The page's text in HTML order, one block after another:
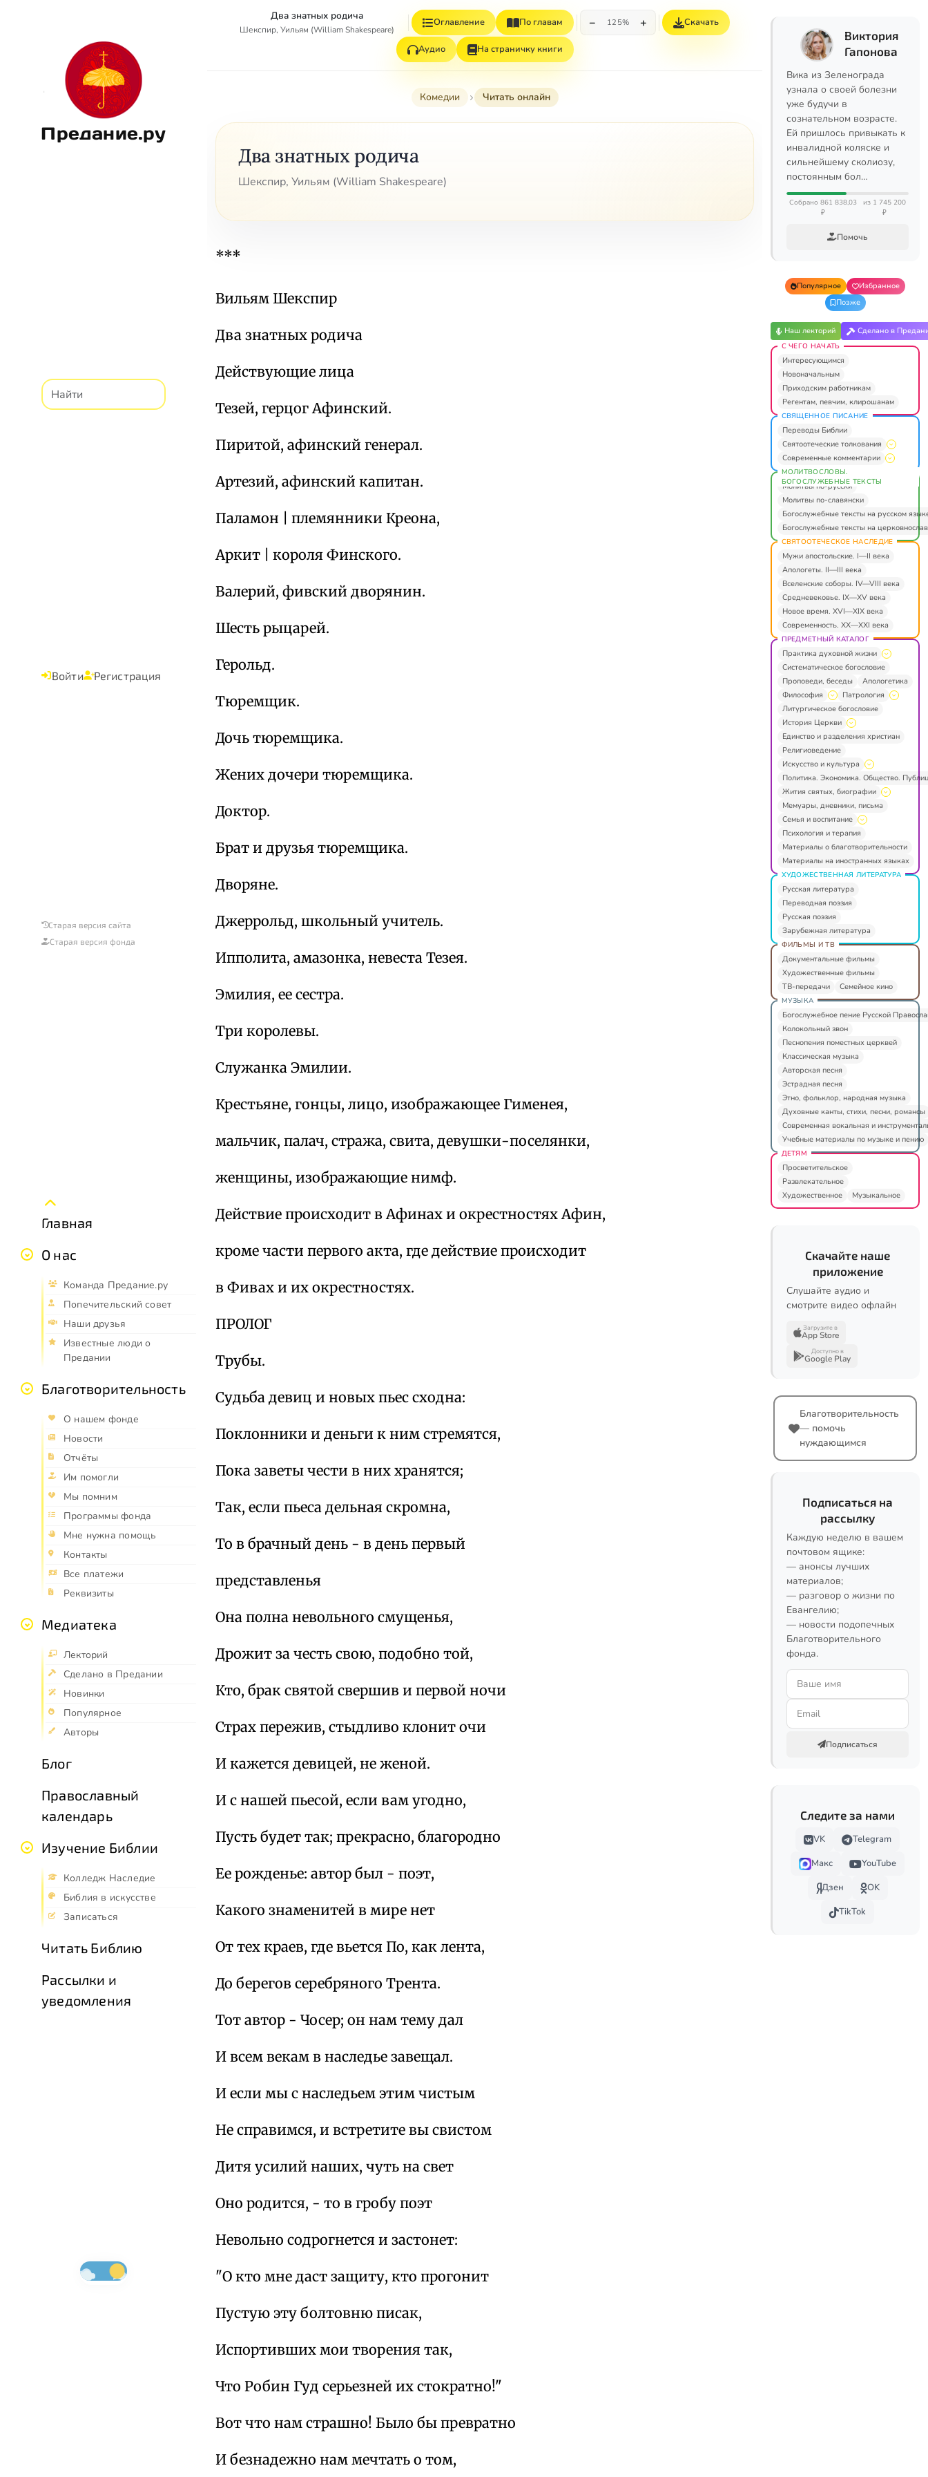
Предание.ру
Войти Регистрация
Старая версия сайта
Старая версия фонда
Главная
О нас
Команда Предание.ру
Попечительский совет
Наши друзья
Известные люди о
Предании
Благотворительность
О нашем фонде
Новости
Отчёты
Им помогли
Мы помним
Программы фонда
Мне нужна помощь
Контакты
Все платежи
Реквизиты
Медиатека
Лекторий
Сделано в Предании
Новинки
Популярное
Авторы
Блог
Православный
календарь
Изучение Библии
Колледж Наследие
Библия в искусстве
Записаться
Читать Библию
Рассылки и
уведомления
Два знатных родича
Шекспир, Уильям (William Shakespeare)
Оглавление По главам − 125% + Скачать
Аудио На страничку книги
Комедии Читать онлайн
Два знатных родича
Шекспир, Уильям (William Shakespeare)
***
Вильям Шекспир
Два знатных родича
Действующие лица
Тезей, герцог Афинский.
Пиритой, афинский генерал.
Артезий, афинский капитан.
Паламон | племянники Креона,
Аркит | короля Финского.
Валерий, фивский дворянин.
Шесть рыцарей.
Герольд.
Тюремщик.
Дочь тюремщика.
Жених дочери тюремщика.
Доктор.
Брат и друзья тюремщика.
Дворяне.
Джеррольд, школьный учитель.
Ипполита, амазонка, невеста Тезея.
Эмилия, ее сестра.
Три королевы.
Служанка Эмилии.
Крестьяне, гонцы, лицо, изображающее Гименея,
мальчик, палач, стража, свита, девушки-поселянки,
женщины, изображающие нимф.
Действие происходит в Афинах и окрестностях Афин,
кроме части первого акта, где действие происходит
в Фивах и их окрестностях.
ПРОЛОГ
Трубы.
Судьба девиц и новых пьес сходна:
Поклонники и деньги к ним стремятся,
Пока заветы чести в них хранятся;
Так, если пьеса дельная скромна,
То в брачный день - в день первый
представленья
Она полна невольного смущенья,
Дрожит за честь свою, подобно той,
Кто, брак святой свершив и первой ночи
Страх пережив, стыдливо клонит очи
И кажется девицей, не женой.
И с нашей пьесой, если вам угодно,
Пусть будет так; прекрасно, благородно
Ее рожденье: автор был - поэт,
Какого знаменитей в мире нет
От тех краев, где вьется По, как лента,
До берегов серебряного Трента.
Тот автор - Чосер; он нам тему дал
И всем векам в наследье завещал.
И если мы с наследьем этим чистым
Не справимся, и встретите вы свистом
Дитя усилий наших, чуть на свет
Оно родится, - то в гробу поэт
Невольно содрогнется и застонет:
"О кто мне даст защиту, кто прогонит
Пустую эту болтовню писак,
Испортивших мои творения так,
Что Робин Гуд серьезней их стократно!"
Вот что нам страшно! Было бы превратно
И безнадежно нам мечтать о том,
Виктория
Гапонова
Вика из Зеленограда
узнала о своей болезни
уже будучи в
сознательном возрасте.
Ей пришлось привыкать к
инвалидной коляске и
сильнейшему сколиозу,
постоянным бол…
Собрано 861 838,03
₽
из 1 745 200
₽
Помочь
Популярное
Избранное
Позже
Наш лекторий Сделано в
С ЧЕГО НАЧАТЬ
Интересующимся
Новоначальным
Приходским работникам
Регентам, певчим, клирошанам
СВЯЩЕННОЕ ПИСАНИЕ
Переводы Библии
Святоотеческие толкования
Современные комментарии
МОЛИТВОСЛОВЫ.
БОГОСЛУЖЕБНЫЕ ТЕКСТЫ
Молитвы по-русски
Молитвы по-славянски
Богослужебные тексты на русском
Богослужебные тексты на
СВЯТООТЕЧЕСКОЕ НАСЛЕДИЕ
Мужи апостольские. I—II века
Апологеты. II—III века
Вселенские соборы. IV—VIII века
Средневековье. IX—XV века
Новое время. XVI—XIX века
Современность. XX—XXI века
ПРЕДМЕТНЫЙ КАТАЛОГ
Практика духовной жизни
Систематическое богословие
Проповеди, беседы
Апологетика
Философия
Патрология
Литургическое богословие
История Церкви
Единство и разделения христиан
Религиоведение
Искусство и культура
Политика. Экономика. Общество.
Жития святых, биографии
Мемуары, дневники, письма
Семья и воспитание
Психология и терапия
Материалы о благотворительности
Материалы на иностранных языках
ХУДОЖЕСТВЕННАЯ ЛИТЕРАТУРА
Русская литература
Переводная поэзия
Русская поэзия
Зарубежная литература
ФИЛЬМЫ И ТВ
Документальные фильмы
Художественные фильмы
ТВ-передачи
Семейное кино
МУЗЫКА
Богослужебное пение Русской
Колокольный звон
Песнопения поместных церквей
Классическая музыка
Авторская песня
Эстрадная песня
Этно, фольклор, народная музыка
Духовные канты, стихи, песни, романсы
Современная вокальная и
Учебные материалы по музыке и пению
ДЕТЯМ
Просветительское
Развлекательное
Художественное
Музыкальное
Скачайте наше
приложение
Слушайте аудио и
смотрите видео офлайн
Загрузите в
App Store
Доступно в
Google Play
Благотворительность
— помочь
нуждающимся
Подписаться на
рассылку
Каждую неделю в вашем
почтовом ящике:
— анонсы лучших
материалов;
— разговор о жизни по
Евангелию;
— новости подопечных
Благотворительного
фонда.
Подписаться
Следите за нами
VK
Telegram
Макс
YouTube
Дзен
OK
TikTok